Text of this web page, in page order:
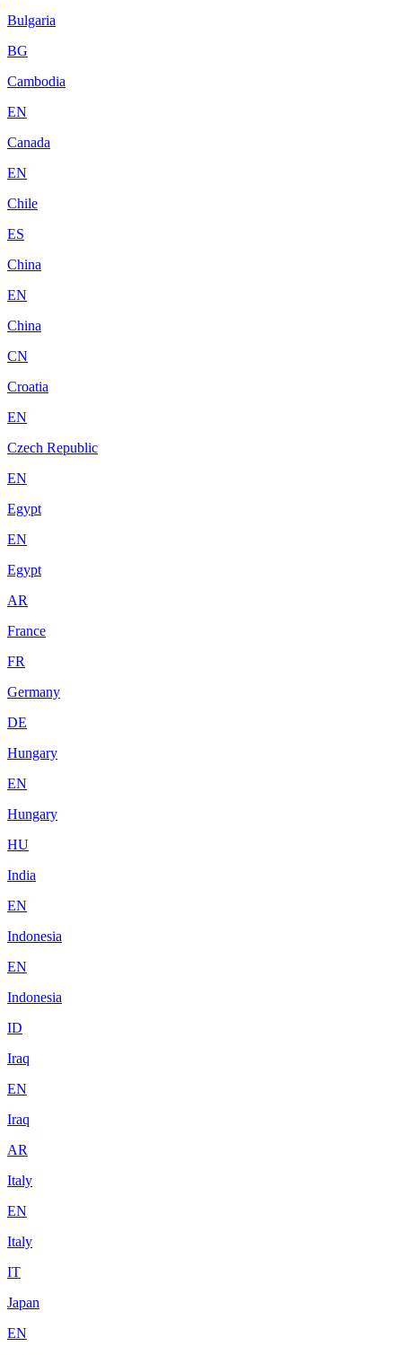
Bulgaria
BG
Cambodia
EN
Canada
EN
Chile
ES
China
EN
China
CN
Croatia
EN
Czech Republic
EN
Egypt
EN
Egypt
AR
France
FR
Germany
DE
Hungary
EN
Hungary
HU
India
EN
Indonesia
EN
Indonesia
ID
Iraq
EN
Iraq
AR
Italy
EN
Italy
IT
Japan
EN